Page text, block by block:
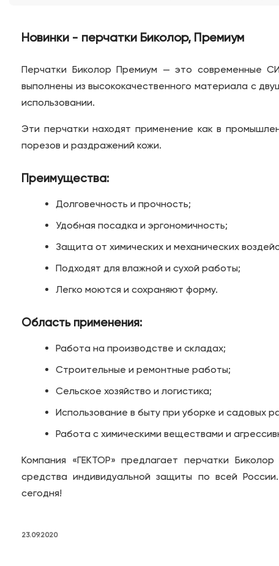
Новинки - перчатки Биколор, Премиум
Перчатки Биколор Премиум — это современные
выполнены из высококачественного материала с
использовании.
Эти перчатки находят применение как в
порезов и раздражений кожи.
Преимущества:
Долговечность и прочность;
Удобная посадка и эргономичность;
Защита от химических и механических
Подходят для влажной и сухой работы;
Легко моются и сохраняют форму.
Область применения:
Работа на производстве и складах;
Строительные и ремонтные работы;
Сельское хозяйство и логистика;
Использование в быту при уборке и садовых
Работа с химическими веществами и
Компания «ГЕКТОР» предлагает перчатки
средства индивидуальной защиты по всей
сегодня!
23.09.2020